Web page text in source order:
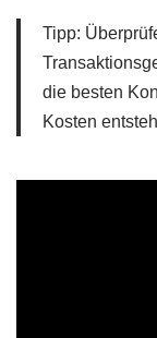
Tipp:
die besten
Kosten